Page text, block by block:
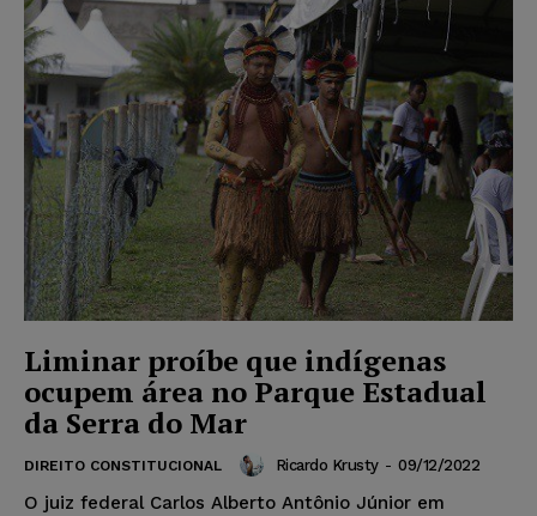
Liminar proíbe que indígenas
ocupem área no Parque Estadual
da Serra do Mar
DIREITO CONSTITUCIONAL Ricardo Krusty - 09/12/2022
O juiz federal Carlos Alberto Antônio Júnior em